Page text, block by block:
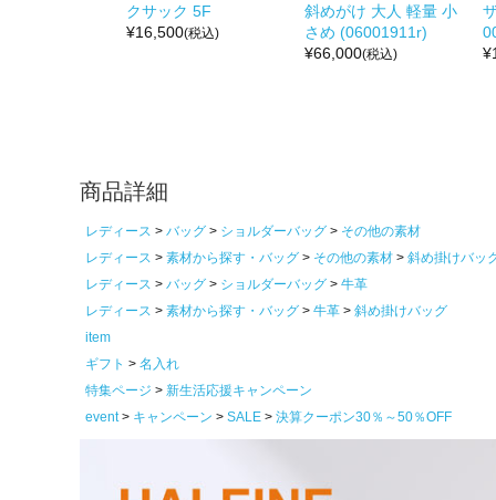
クサック 5F
¥16,500(税込)
斜めがけ 大人 軽量 小
さめ (06001911r)
¥66,000(税込)
¥
商品詳細
レディース バッグ ショルダーバッグ
その他の素材
レディース
素材から探す・バッグ その他の素材
斜め掛けバッ
レディース
バッグ ショルダーバッグ
牛革
レディース
素材から探す・バッグ 牛革
斜め掛けバッグ
item
ギフト
名入れ
特集ページ
新生活応援キャンペーン
event
キャンペーン SALE 決算クーポン30％～50％OFF